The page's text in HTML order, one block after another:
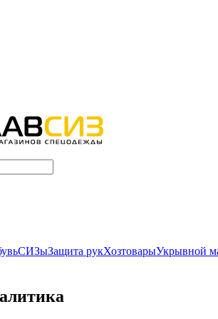
СИЗыЗащита рукХозтоварыУкрывной